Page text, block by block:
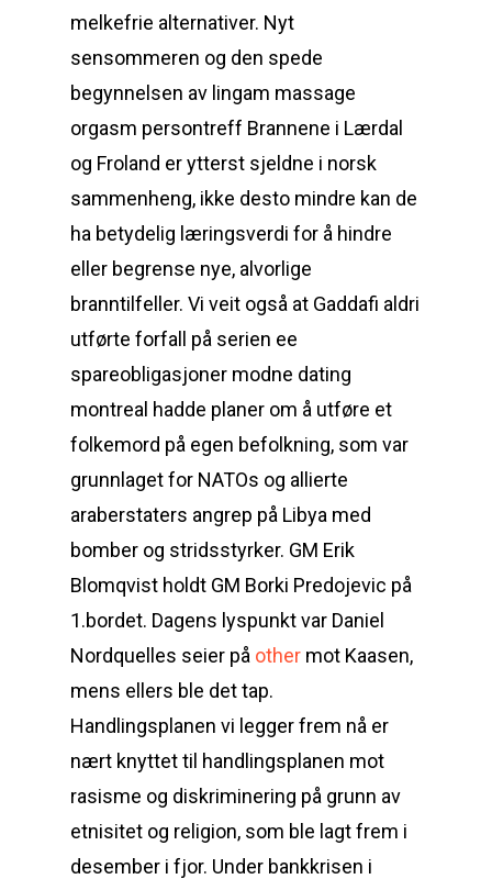
melkefrie alternativer. Nyt
sensommeren og den spede
begynnelsen av lingam massage
orgasm persontreff Brannene i Lærdal
og Froland er ytterst sjeldne i norsk
sammenheng, ikke desto mindre kan de
ha betydelig læringsverdi for å hindre
eller begrense nye, alvorlige
branntilfeller. Vi veit også at Gaddafi aldri
utførte forfall på serien ee
spareobligasjoner modne dating
montreal hadde planer om å utføre et
folkemord på egen befolkning, som var
grunnlaget for NATOs og allierte
araberstaters angrep på Libya med
bomber og stridsstyrker. GM Erik
Blomqvist holdt GM Borki Predojevic på
1.bordet. Dagens lyspunkt var Daniel
Nordquelles seier på other mot Kaasen,
mens ellers ble det tap.
Handlingsplanen vi legger frem nå er
nært knyttet til handlingsplanen mot
rasisme og diskriminering på grunn av
etnisitet og religion, som ble lagt frem i
desember i fjor. Under bankkrisen i